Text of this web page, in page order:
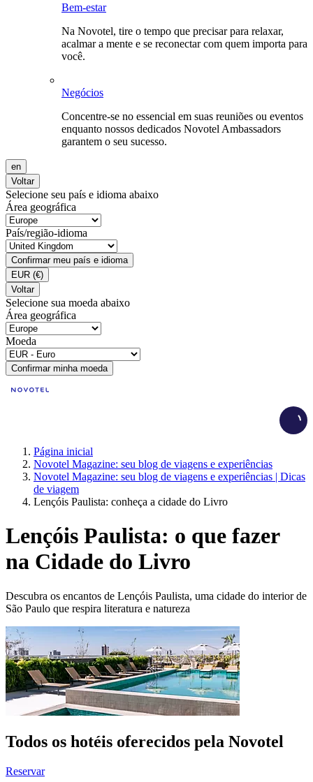
Bem-estar
Na Novotel, tire o tempo que precisar para relaxar,
acalmar a mente e se reconectar com quem importa para
você.
Negócios
Concentre-se no essencial em suas reuniões ou eventos
enquanto nossos dedicados Novotel Ambassadors
garantem o seu sucesso.
en
Voltar
Selecione seu país e idioma abaixo
Área geográfica
País/região-idioma
Confirmar meu país e idioma
EUR (€)
Voltar
Selecione sua moeda abaixo
Área geográfica
Moeda
Confirmar minha moeda
Página inicial
Novotel Magazine: seu blog de viagens e experiências
Novotel Magazine: seu blog de viagens e experiências | Dicas
de viagem
Lençóis Paulista: conheça a cidade do Livro
Lençóis Paulista: o que fazer
na Cidade do Livro
Descubra os encantos de Lençóis Paulista, uma cidade do interior de
São Paulo que respira literatura e natureza
Todos os hotéis oferecidos pela Novotel
Reservar